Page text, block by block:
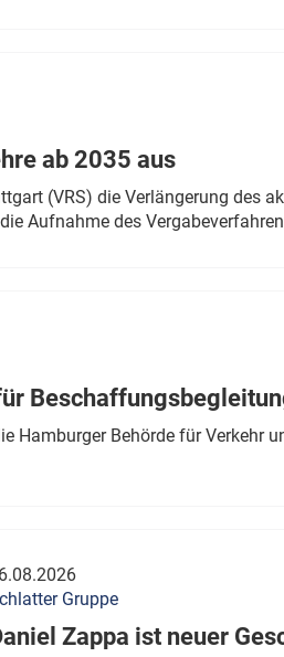
ab 2035 aus
(VRS) die Verlängerung des
Aufnahme des
Hamburger Behörde für
Gruppe
Zappa ist neuer